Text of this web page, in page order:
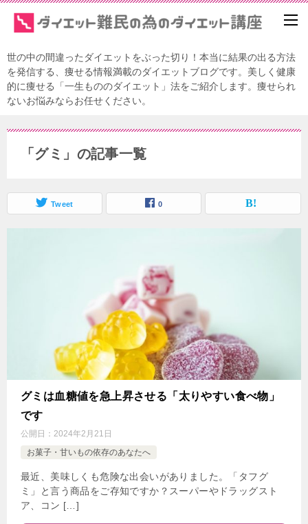
世の中の間違ったダイエットをぶった切り！本当に結果の出る方法
を発信する、痩せる情報満載のダイエットブログです。美しく健康
的に痩せる「一生もののダイエット」法をご紹介します。痩せられ
ないお悩みならお任せください。
「グミ」の記事一覧
Tweet 0
グミは血糖値を急上昇させる「太りやすい食べ物」
です
公開日： 2024年2月21日
お菓子・甘いもの依存のあなたへ
最近、美味しくも危険な出会いがありました。「タフグ
ミ」と言う商品をご存知ですか？スーパーやドラッグスト
ア、コン […]